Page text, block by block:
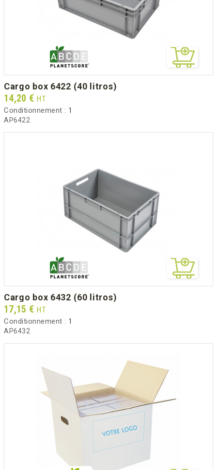
cargo box 6422 (40 litros)
Prix
14,20 € HT
Conditionnement : 1
AP6422
cargo box 6432 (60 litros)
Prix
17,15 € HT
Conditionnement : 1
AP6432